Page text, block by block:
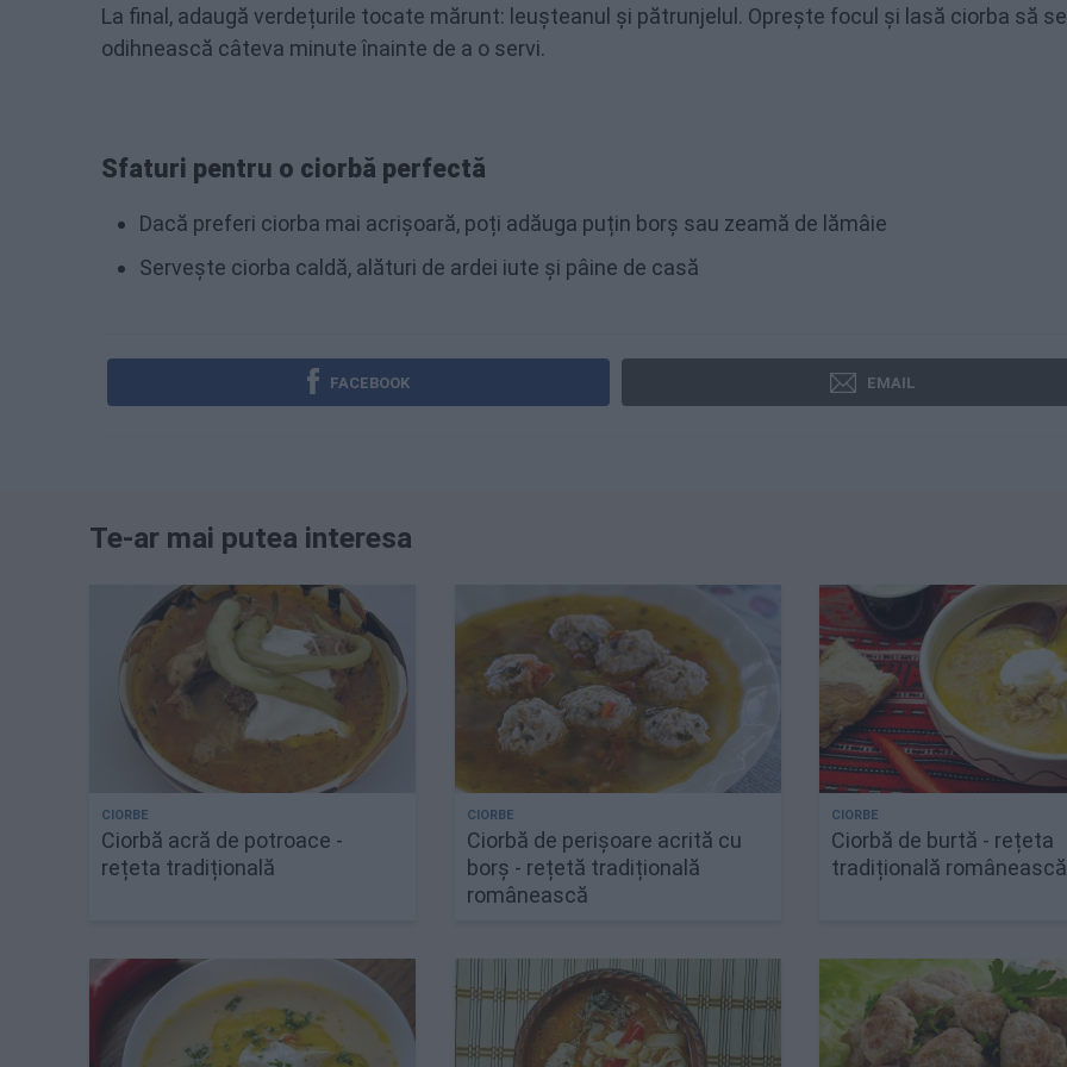
La final, adaugă verdețurile tocate mărunt: leușteanul și pătrunjelul. Oprește focul și lasă ciorba să se
odihnească câteva minute înainte de a o servi.
Sfaturi pentru o ciorbă perfectă
Dacă preferi ciorba mai acrișoară, poți adăuga puțin borș sau zeamă de lămâie
Servește ciorba caldă, alături de ardei iute și pâine de casă
FACEBOOK EMAIL
Te-ar mai putea interesa
Ciorbă acră de potroace -
rețeta tradițională
Ciorbă de perișoare acrită cu
borș - rețetă tradițională
românească
Ciorbă de burtă - rețeta
tradițională românească